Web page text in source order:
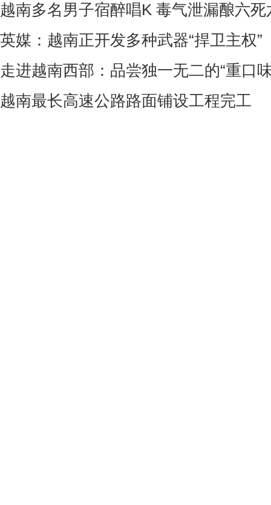
越南多名男子宿醉唱K 毒气泄漏酿六死
英媒：越南正开发多种武器“捍卫主权”
走进越南西部：品尝独一无二的“重口
越南最长高速公路路面铺设工程完工